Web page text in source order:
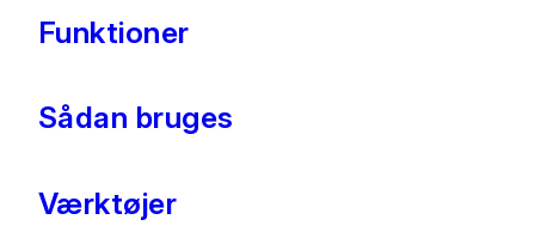
Funktioner
Sådan bruges
Værktøjer